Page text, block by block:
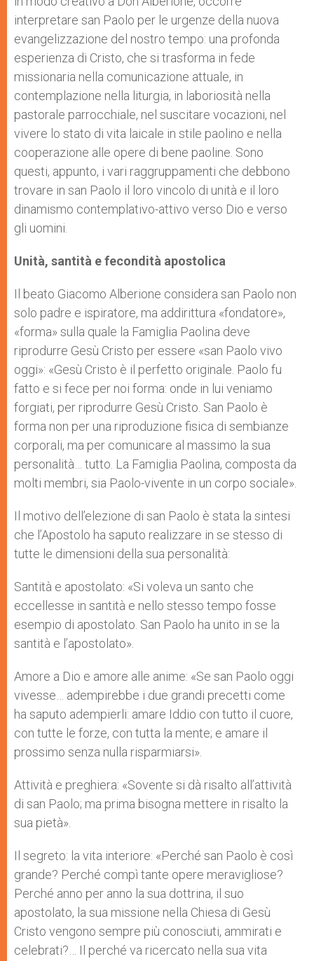
interpretare san Paolo per le urgenze della nuova
evangelizzazione del nostro tempo: una profonda
esperienza di Cristo, che si trasforma in fede
missionaria nella comunicazione attuale, in
contemplazione nella liturgia, in laboriosità nella
pastorale parrocchiale, nel suscitare vocazioni, nel
vivere lo stato di vita laicale in stile paolino e nella
cooperazione alle opere di bene paoline. Sono
questi, appunto, i vari raggruppamenti che debbo­no
trovare in san Paolo il loro vincolo di unità e il loro
dinamismo contemplativo-attivo verso Dio e verso
gli uomini.
Unità, santità e fecondità apostolica
Il beato Giacomo Alberione considera san Paolo non
solo padre e ispiratore, ma addirittura «fondatore»,
«forma» sulla quale la Famiglia Paolina deve
riprodurre Gesù Cristo per essere «san Paolo vivo
oggi»: «Gesù Cristo è il perfetto originale. Paolo fu
fatto e si fece per noi forma: onde in lui veniamo
forgiati, per riprodurre Gesù Cristo. San Paolo è
forma non per una riproduzione fisica di sembianze
corporali, ma per comunicare al massimo la sua
personalità… tutto. La Famiglia Paolina, composta da
molti membri, sia Paolo-vivente in un corpo sociale».
Il motivo dell’elezione di san Paolo è stata la sintesi
che l’Apostolo ha saputo realizzare in se stesso di
tutte le dimensioni della sua personalità:
Santità e apostolato: «Si voleva un santo che
eccellesse in santità e nello stesso tempo fosse
esempio di apostolato. San Paolo ha unito in se la
santità e l’apostolato».
Amore a Dio e amore alle anime: «Se san Paolo oggi
vivesse… adempirebbe i due grandi precetti come
ha saputo adempierli: amare Iddio con tutto il cuore,
con tutte le forze, con tutta la mente; e amare il
prossimo senza nulla risparmiarsi».
Attività e preghiera: «Sovente si dà risalto all’attività
di san Paolo; ma prima bisogna mettere in risalto la
sua pietà».
Il segreto: la vita interiore: «Perché san Paolo è così
grande? Perché compì tante opere meravigliose?
Perché anno per anno la sua dottrina, il suo
apostolato, la sua missione nella Chiesa di Gesù
Cristo vengono sempre più conosciuti, ammirati e
celebrati?… Il perché va ricercato nella sua vita